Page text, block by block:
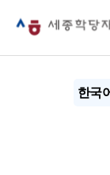
한국